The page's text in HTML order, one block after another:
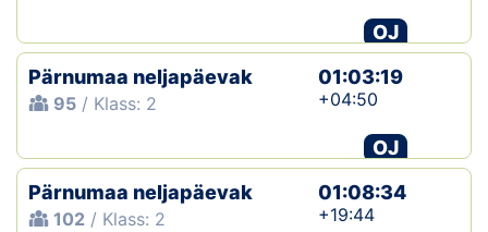
OJ
Pärnumaa neljapäevak
95 / Klass: 2
01:03:19
+04:50
OJ
Pärnumaa neljapäevak
102 / Klass: 2
01:08:34
+19:44